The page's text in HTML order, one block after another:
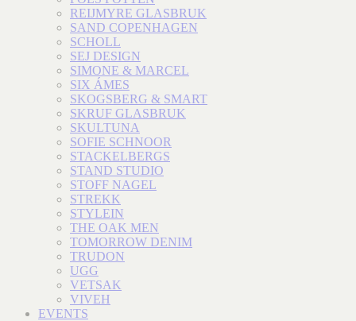
REIJMYRE GLASBRUK
SAND COPENHAGEN
SCHOLL
SEJ DESIGN
SIMONE & MARCEL
SIX ÁMES
SKOGSBERG & SMART
SKRUF GLASBRUK
SKULTUNA
SOFIE SCHNOOR
STACKELBERGS
STAND STUDIO
STOFF NAGEL
STREKK
STYLEIN
THE OAK MEN
TOMORROW DENIM
TRUDON
UGG
VETSAK
VIVEH
EVENTS